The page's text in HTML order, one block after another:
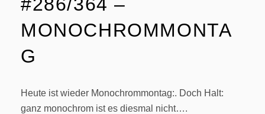
MONOCHROMMONTA
G
Heute ist wieder Monochrommontag:. Doch Halt:
ganz monochrom ist es diesmal nicht….